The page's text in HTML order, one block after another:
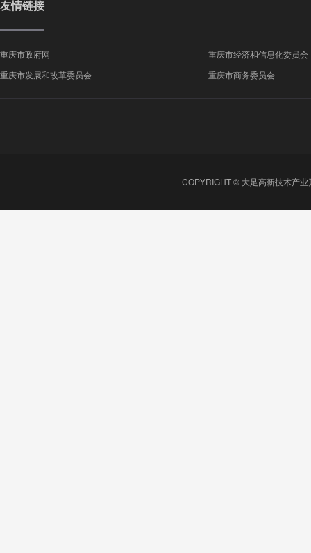
友情链接
重庆市政府网
重庆市经济和信息化委员会
重庆市发展和改革委员会
重庆市商务委员会
COPYRIGHT © 大足高新技术产